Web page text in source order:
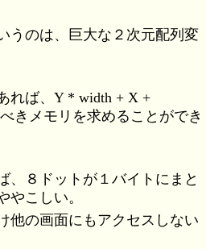
うのは、巨大な２次元配列変
れば、Y * width + X +
きメモリを求めることができ
、８ドットが１バイトにまと
やこしい。
他の画面にもアクセスしない